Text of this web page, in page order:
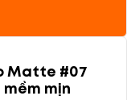
Matte #07
mịn